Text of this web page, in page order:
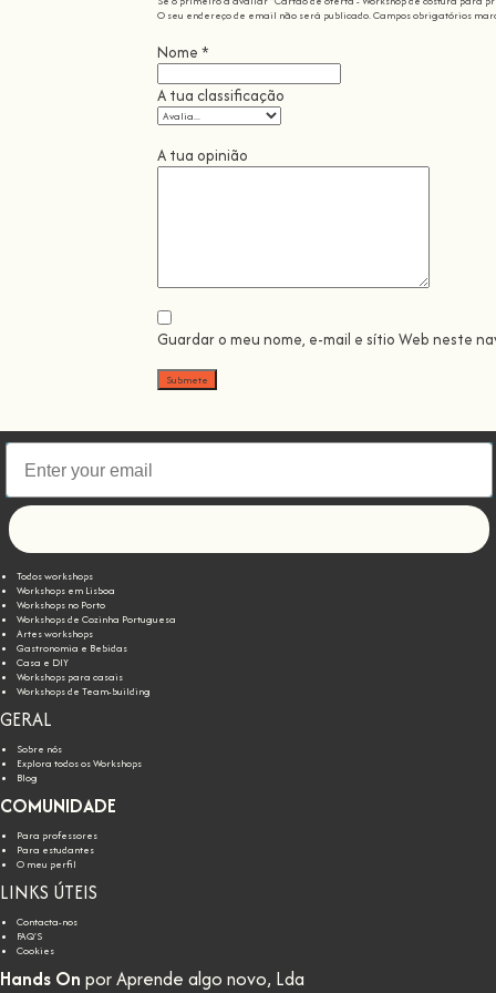
O seu endereço de email não será publicado.Campos obrigatórios
Nome *
A tua classificação
A tua opinião
Guardar o meu nome, e-mail e sítio Web neste
Todos workshops
Workshops em Lisboa
Workshops no Porto
Workshops de Cozinha Portuguesa
Artes workshops
Gastronomia e Bebidas
Casa e DIY
Workshops para casais
Workshops de Team-building
GERAL
Sobre nós
Explora todos os Workshops
Blog
COMUNIDADE
Para professores
Para estudantes
O meu perfil
LINKS ÚTEIS
Contacta-nos
FAQ'S
Cookies
Hands On por Aprende algo novo, Lda